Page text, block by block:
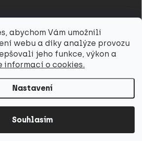
abychom Vám umožnili
webu a díky analýze provozu
jeho funkce, výkon a
informací o cookies.
Nastavení
Souhlasím
PLATBY
Utukutu. Všechna práva vyhrazena.